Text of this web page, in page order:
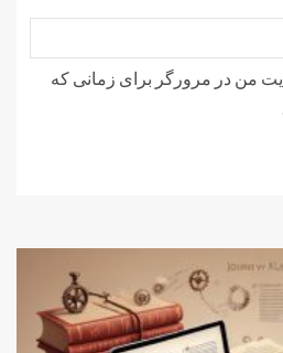
من در مرورگر برای زمانی که